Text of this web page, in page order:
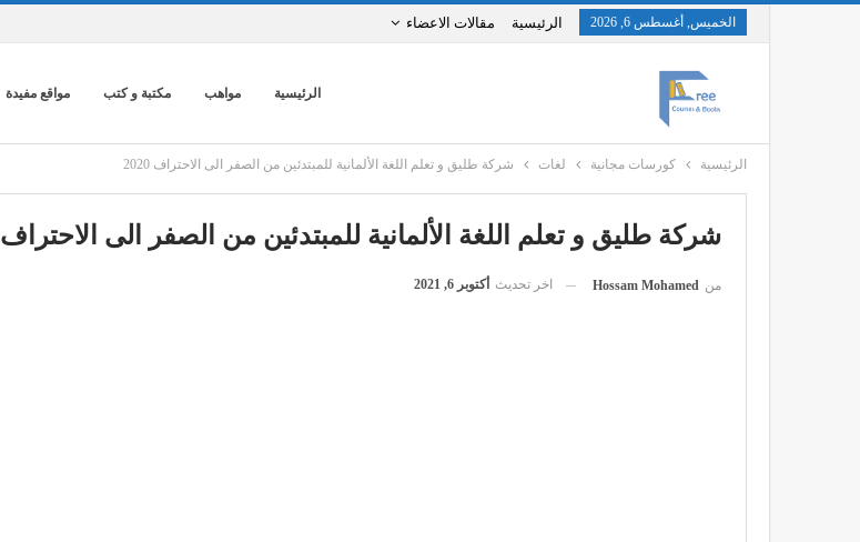
الخميس, أغسطس 6, 2026 الرئيسية مقالات الاعضاء
الرئيسية مواهب مكتبة و كتب مواقع مفيدة
الرئيسية كورسات مجانية لغات شركة طليق و تعلم اللغة الألمانية للمبتدئين من الصفر الى الاحتراف 2020
شركة طليق و تعلم اللغة الألمانية للمبتدئين من الصفر الى الاحتراف 2020
من Hossam Mohamed اخر تحديث أكتوبر 6, 2021